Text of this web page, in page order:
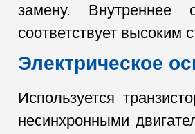
замену. Внутреннее
соответствует высоким
Электрическое
Используется
несинхронными